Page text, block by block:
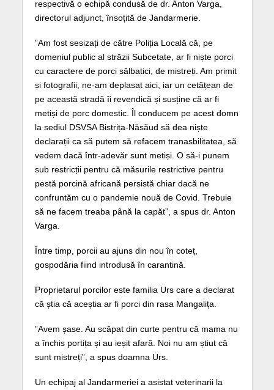
respectivă o echipă condusă de dr. Anton Varga,
directorul adjunct, însoțită de Jandarmerie.
”Am fost sesizați de către Poliția Locală că, pe
domeniul public al străzii Subcetate, ar fi niște porci
cu caractere de porci sălbatici, de mistreți. Am primit
și fotografii, ne-am deplasat aici, iar un cetățean de
pe această stradă îi revendică și susține că ar fi
metiși de porc domestic. Îl conducem pe acest domn
la sediul DSVSA Bistrița-Năsăud să dea niște
declarații ca să putem să refacem tranasbilitatea, să
vedem dacă într-adevăr sunt metiși. O să-i punem
sub restricții pentru că măsurile restrictive pentru
pestă porcină africană persistă chiar dacă ne
confruntăm cu o pandemie nouă de Covid. Trebuie
să ne facem treaba până la capăt”, a spus dr. Anton
Varga.
Între timp, porcii au ajuns din nou în coteț,
gospodăria fiind introdusă în carantină.
Proprietarul porcilor este familia Urs care a declarat
că știa că aceștia ar fi porci din rasa Mangalița.
”Avem șase. Au scăpat din curte pentru că mama nu
a închis portița și au ieșit afară. Noi nu am știut că
sunt mistreți”, a spus doamna Urs.
Un echipaj al Jandarmeriei a asistat veterinarii la